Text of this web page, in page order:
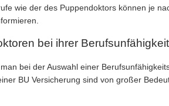
wie der des Puppendoktors können je
bei ihrer
bei der Auswahl einer
BU Versicherung sind von großer